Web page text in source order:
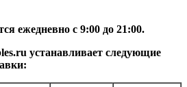
ежедневно с 9:00 до 21:00.
устанавливает следующие